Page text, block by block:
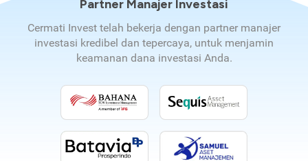
Partner Manajer Investasi
Cermati Invest telah bekerja dengan partner manajer
investasi kredibel dan tepercaya, untuk menjamin
keamanan dana investasi Anda.